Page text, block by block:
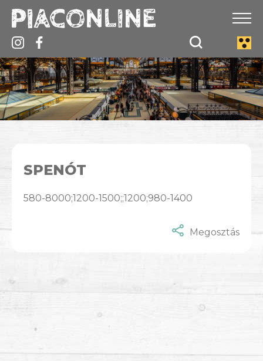
SPENÓT
580-8000;1200-1500;;1200;980-1400
Megosztás